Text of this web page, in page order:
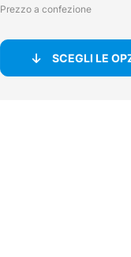
Prezzo a confezione
SCEGLI LE